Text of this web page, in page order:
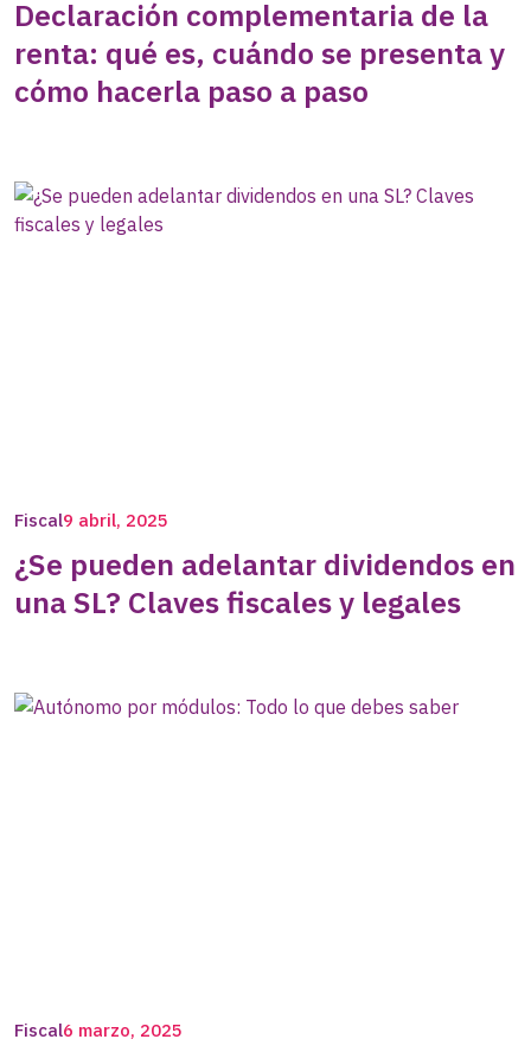
Declaración complementaria de la
renta: qué es, cuándo se presenta y
cómo hacerla paso a paso
Fiscal9 abril, 2025
¿Se pueden adelantar dividendos en
una SL? Claves fiscales y legales
Fiscal6 marzo, 2025